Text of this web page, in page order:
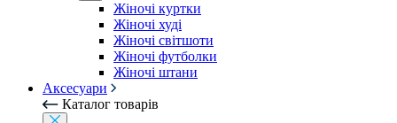
Жіночі куртки
Жіночі худі
Жіночі світшоти
Жіночі футболки
Жіночі штани
Аксесуари
Каталог товарів